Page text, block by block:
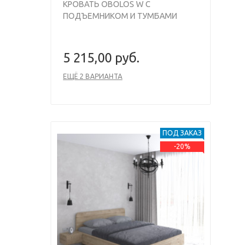
КРОВАТЬ OBOLOS W С
ПОДЪЕМНИКОМ И ТУМБАМИ
5 215,00 руб.
ЕЩЁ 2 ВАРИАНТА
Previous
ПОД ЗАКАЗ
-20%